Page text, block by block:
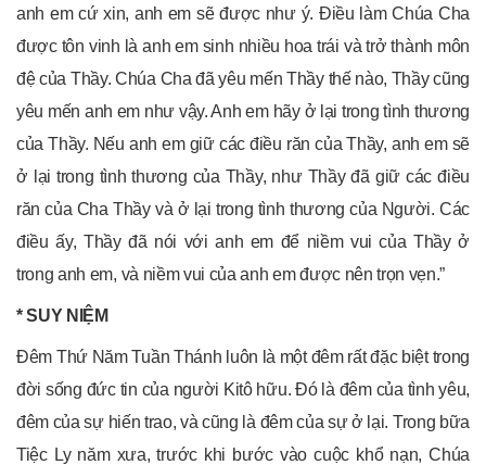
anh em cứ xin, anh em sẽ được như ý. Điều làm Chúa Cha
được tôn vinh là anh em sinh nhiều hoa trái và trở thành môn
đệ của Thầy. Chúa Cha đã yêu mến Thầy thế nào, Thầy cũng
yêu mến anh em như vậy. Anh em hãy ở lại trong tình thương
của Thầy. Nếu anh em giữ các điều răn của Thầy, anh em sẽ
ở lại trong tình thương của Thầy, như Thầy đã giữ các điều
răn của Cha Thầy và ở lại trong tình thương của Người. Các
điều ấy, Thầy đã nói với anh em để niềm vui của Thầy ở
trong anh em, và niềm vui của anh em được nên trọn vẹn.”
* SUY NIỆM
Đêm Thứ Năm Tuần Thánh luôn là một đêm rất đặc biệt trong
đời sống đức tin của người Kitô hữu. Đó là đêm của tình yêu,
đêm của sự hiến trao, và cũng là đêm của sự ở lại. Trong bữa
Tiệc Ly năm xưa, trước khi bước vào cuộc khổ nạn, Chúa